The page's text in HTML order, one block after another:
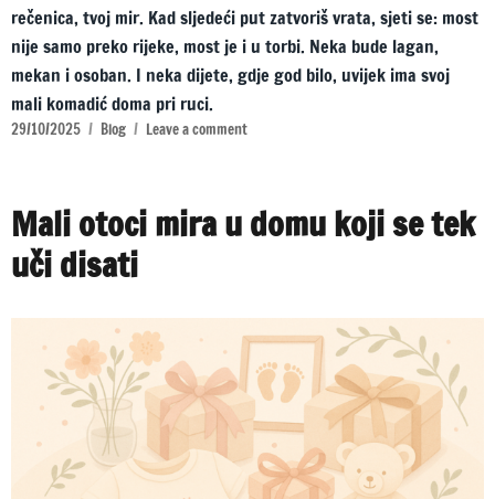
rečenica, tvoj mir. Kad sljedeći put zatvoriš vrata, sjeti se: most
nije samo preko rijeke, most je i u torbi. Neka bude lagan,
mekan i osoban. I neka dijete, gdje god bilo, uvijek ima svoj
mali komadić doma pri ruci.
Posted
29/10/2025 Categories
Blog Leave a commenton
velike
Mali otoci mira u domu koji se tek
uči disati